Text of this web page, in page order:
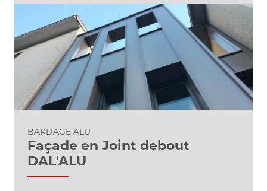
BARDAGE ALU
Façade en Joint debout
DAL'ALU